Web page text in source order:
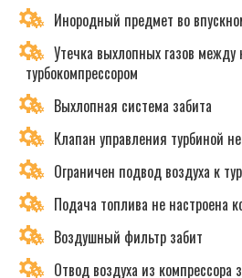
Инородный предмет во
Утечка выхлопных газов между
турбокомпрессором
Выхлопная система забита
Клапан управления турбиной
Ограничен подвод воздуха к
Подача топлива не настроена
Воздушный фильтр забит
Отвод воздуха из компрессора